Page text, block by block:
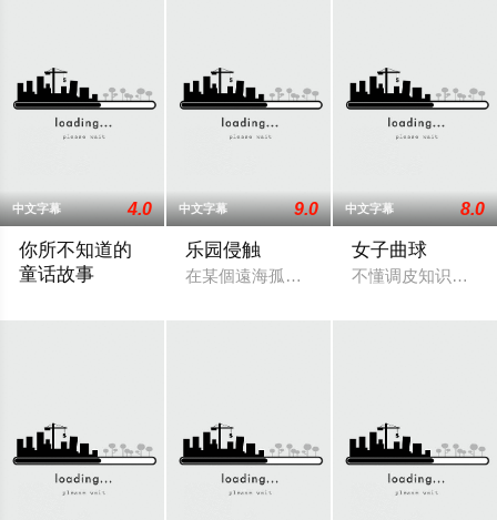
中文字幕 4.0
你所不知道的
童话故事
中文字幕 9.0
乐园侵触
在某個遠海孤島之上，舉辦著新建成高級
中文字幕 8.0
女子曲球
不懂调皮知识的白